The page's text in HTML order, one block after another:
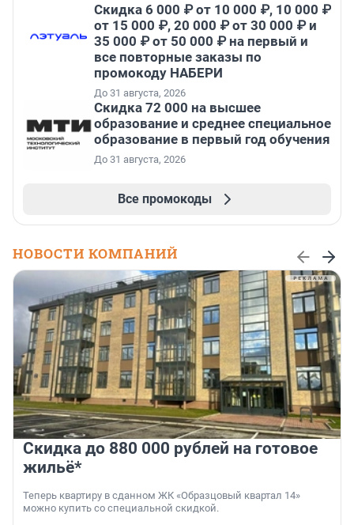
Скидка 6 000 ₽ от 10 000 ₽, 10 000 ₽
от 15 000 ₽, 20 000 ₽ от 30 000 ₽ и
35 000 ₽ от 50 000 ₽ на первый и
все повторные заказы по
промокоду НАБЕРИ
До 31 августа, 2026
Скидка 72 000 на высшее
образование и среднее специальное
образование в первый год обучения
До 31 августа, 2026
Все промокоды
НОВОСТИ КОМПАНИЙ
Скидка до 880 000 рублей на готовое
жильё*
Теперь квартиру в сданном ЖК «Образцовый квартал 14»
можно купить со специальной скидкой.